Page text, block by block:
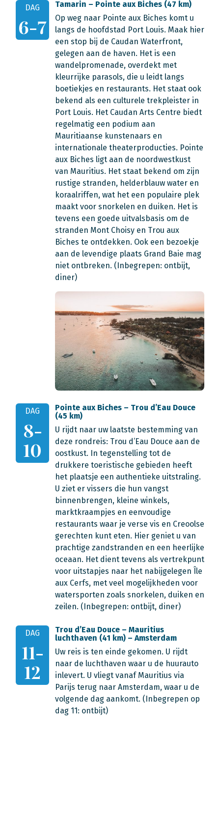
DAG
6-7
Tamarin – Pointe aux Biches (47 km)
Op weg naar Pointe aux Biches komt u
langs de hoofdstad Port Louis. Maak hier
een stop bij de Caudan Waterfront,
gelegen aan de haven. Het is een
wandelpromenade, overdekt met
kleurrijke parasols, die u leidt langs
boetiekjes en restaurants. Het staat ook
bekend als een culturele trekpleister in
Port Louis. Het Caudan Arts Centre biedt
regelmatig een podium aan
Mauritiaanse kunstenaars en
internationale theaterproducties. Pointe
aux Biches ligt aan de noordwestkust
van Mauritius. Het staat bekend om zijn
rustige stranden, helderblauw water en
koraalriffen, wat het een populaire plek
maakt voor snorkelen en duiken. Het is
tevens een goede uitvalsbasis om de
stranden Mont Choisy en Trou aux
Biches te ontdekken. Ook een bezoekje
aan de levendige plaats Grand Baie mag
niet ontbreken. (Inbegrepen: ontbijt,
diner)
DAG
8-
10
Pointe aux Biches – Trou d’Eau Douce
(45 km)
U rijdt naar uw laatste bestemming van
deze rondreis: Trou d’Eau Douce aan de
oostkust. In tegenstelling tot de
drukkere toeristische gebieden heeft
het plaatsje een authentieke uitstraling.
U ziet er vissers die hun vangst
binnenbrengen, kleine winkels,
marktkraampjes en eenvoudige
restaurants waar je verse vis en Creoolse
gerechten kunt eten. Hier geniet u van
prachtige zandstranden en een heerlijke
oceaan. Het dient tevens als vertrekpunt
voor uitstapjes naar het nabijgelegen Île
aux Cerfs, met veel mogelijkheden voor
watersporten zoals snorkelen, duiken en
zeilen. (Inbegrepen: ontbijt, diner)
DAG
11-
12
Trou d’Eau Douce – Mauritius
luchthaven (41 km) – Amsterdam
Uw reis is ten einde gekomen. U rijdt
naar de luchthaven waar u de huurauto
inlevert. U vliegt vanaf Mauritius via
Parijs terug naar Amsterdam, waar u de
volgende dag aankomt. (Inbegrepen op
dag 11: ontbijt)